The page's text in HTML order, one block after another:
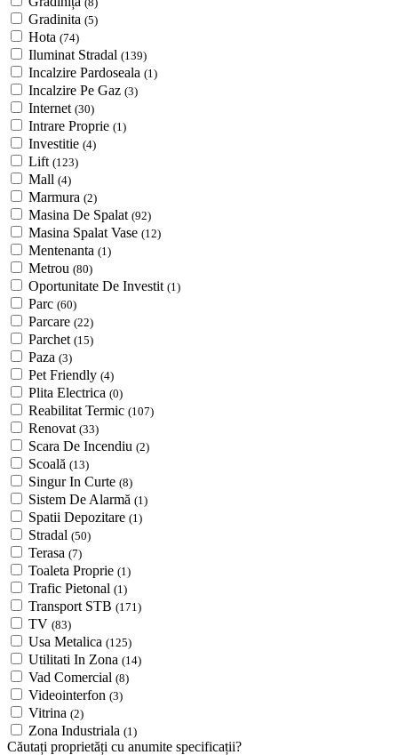
Gradinita (5)
Hota (74)
Iluminat Stradal (139)
Incalzire Pardoseala (1)
Incalzire Pe Gaz (3)
Internet (30)
Intrare Proprie (1)
Investitie (4)
Lift (123)
Mall (4)
Marmura (2)
Masina De Spalat (92)
Masina Spalat Vase (12)
Mentenanta (1)
Metrou (80)
Oportunitate De Investit (1)
Parc (60)
Parcare (22)
Parchet (15)
Paza (3)
Pet Friendly (4)
Plita Electrica (0)
Reabilitat Termic (107)
Renovat (33)
Scara De Incendiu (2)
Scoală (13)
Singur In Curte (8)
Sistem De Alarmă (1)
Spatii Depozitare (1)
Stradal (50)
Terasa (7)
Toaleta Proprie (1)
Trafic Pietonal (1)
Transport STB (171)
TV (83)
Usa Metalica (125)
Utilitati In Zona (14)
Vad Comercial (8)
Videointerfon (3)
Vitrina (2)
Zona Industriala (1)
Căutați proprietăți cu anumite specificații?